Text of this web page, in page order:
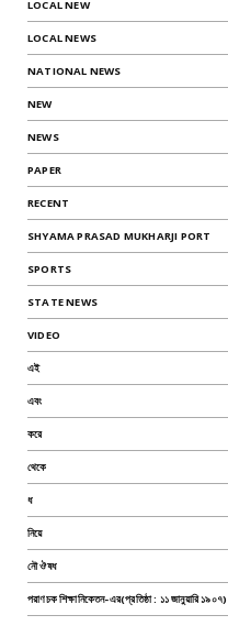
LOCAL NEW
LOCAL NEWS
NATIONAL NEWS
NEW
NEWS
PAPER
RECENT
SHYAMA PRASAD MUKHARJI PORT
SPORTS
STATE NEWS
VIDEO
এই
এবং
করে
থেকে
ধ
নিয়ে
নৌ ঔষধ
পরাণচক শিক্ষানিকেতন-এর(প্রতিষ্ঠা : ১১ জানুয়ারি ১৯০৭)